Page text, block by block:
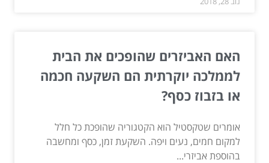
האם האביזרים שהופכים את הבית
לממלכה יוקרתית הם השקעה חכמה
או בזבוז כסף?
אומרים שטקסטיל הוא הקטגוריה שהופכת כל חלל
למקום חמים, נעים ויפה. השקעת זמן, כסף ומחשבה
בהוספת אביזרי...